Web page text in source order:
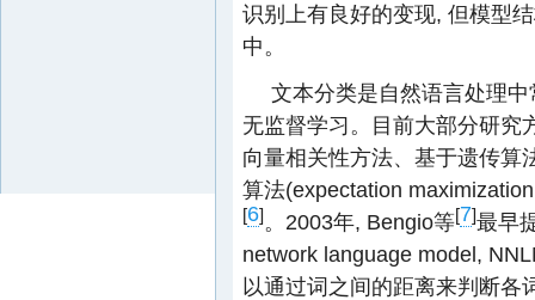
识别上有良好的变现, 但模型
中。
文本分类是自然语言处理
无监督学习。目前大部分研究
向量相关性方法、基于遗传算
算法(expectation
[6]。2003年, Bengio等[7]最早
network language model,
以通过词之间的距离来判断各